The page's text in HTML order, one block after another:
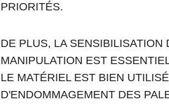
PRIORITÉS.
DE PLUS, LA
MANIPULATION EST
LE MATÉRIEL EST BIEN
D'ENDOMMAGEMENT DES